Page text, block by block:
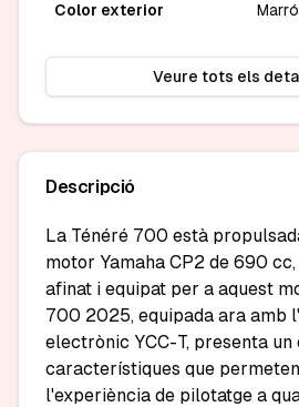
Color exterior
Veure tots els
Descripció
La Ténéré 700 està
motor Yamaha CP2 de 690
afinat i equipat per a aquest
700 2025, equipada ara amb
electrònic YCC-T, presenta un
característiques que
l'experiència de pilotatge a